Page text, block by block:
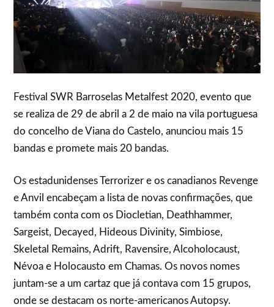
Festival SWR Barroselas Metalfest 2020, evento que
se realiza de 29 de abril a 2 de maio na vila portuguesa
do concelho de Viana do Castelo, anunciou mais 15
bandas e promete mais 20 bandas.
Os estadunidenses Terrorizer e os canadianos Revenge
e Anvil encabeçam a lista de novas confirmações, que
também conta com os Diocletian, Deathhammer,
Sargeist, Decayed, Hideous Divinity, Simbiose,
Skeletal Remains, Adrift, Ravensire, Alcoholocaust,
Névoa e Holocausto em Chamas. Os novos nomes
juntam-se a um cartaz que já contava com 15 grupos,
onde se destacam os norte-americanos Autopsy.